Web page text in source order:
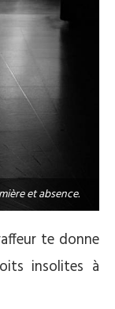
et absence.
te donne
insolites à